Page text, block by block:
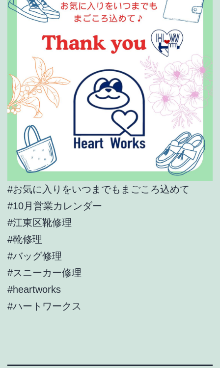
#お気に入りをいつまでもまごころ込めて
#10月営業カレンダー
#江東区靴修理
#靴修理
#バッグ修理
#スニーカー修理
#heartworks
#ハートワークス